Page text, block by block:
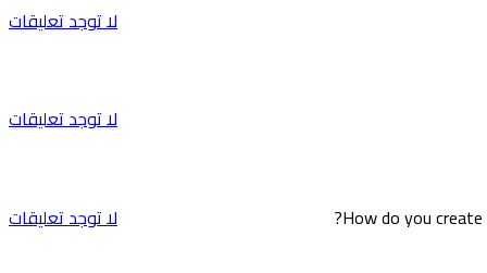
لا توجد تعليقات
لا توجد تعليقات
لا توجد تعليقات